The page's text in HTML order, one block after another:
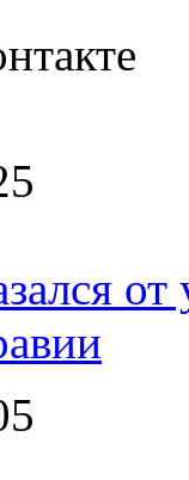
от